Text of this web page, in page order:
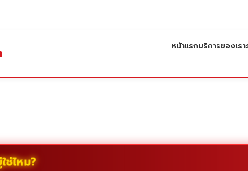
หน้าแรกบริการของเรา
ช่ไหม?